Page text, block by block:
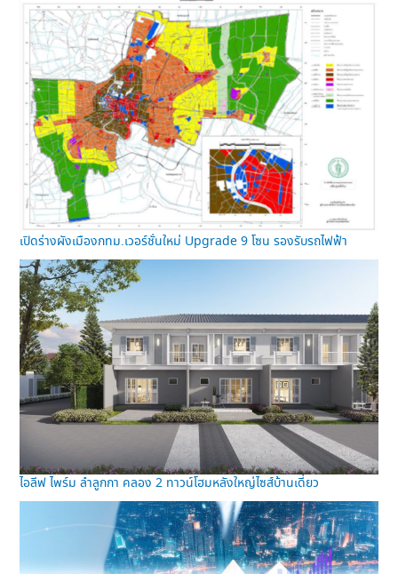
เปิดร่างผังเมืองกทม.เวอร์ชั่นใหม่ Upgrade 9 โซน รองรับรถไฟฟ้า
ไอลีฟ ไพร์ม ลำลูกกา คลอง 2 ทาวน์โฮมหลังใหญ่ไซส์บ้านเดี่ยว